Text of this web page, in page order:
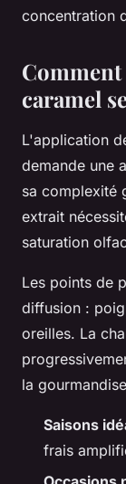
concentration
caramel
L'application
demande une
sa complexité
extrait
saturation
Les points de
diffusion :
oreilles. La
la
Saisons
frais